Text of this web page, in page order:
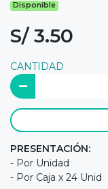
Disponible
S/ 3.50
CANTIDAD
PRESENTACIÓN:
- Por Unidad
- Por Caja x 24 Unid